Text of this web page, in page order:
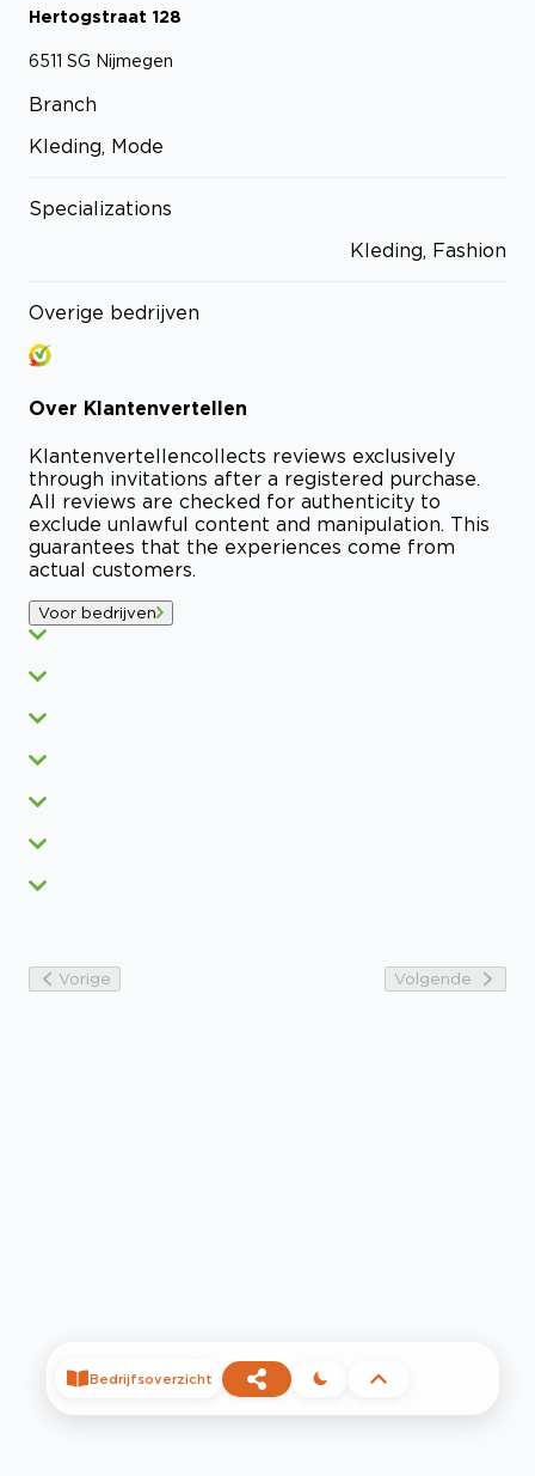
Hertogstraat 128
6511 SG Nijmegen
Branch
Kleding, Mode
Specializations
Kleding, Fashion
Overige bedrijven
Over Klantenvertellen
Klantenvertellencollects reviews exclusively
through invitations after a registered purchase.
All reviews are checked for authenticity to
exclude unlawful content and manipulation. This
guarantees that the experiences come from
actual customers.
Voor bedrijven
Vorige Volgende
Bedrijfsoverzicht